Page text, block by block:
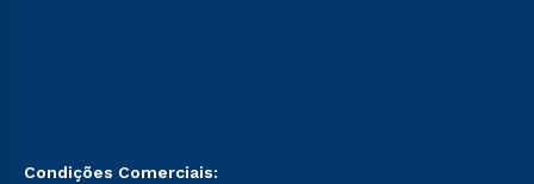
Condições Comerciais: